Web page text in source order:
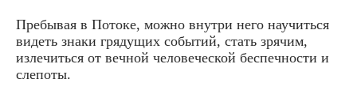
Пребывая в Потоке, можно внутри него научиться
видеть знаки грядущих событий, стать зрячим,
излечиться от вечной человеческой беспечности и
слепоты.